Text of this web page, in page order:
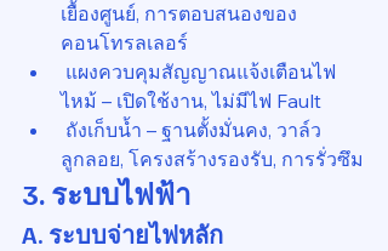
เยื้องศูนย์, การตอบสนองของ
คอนโทรลเลอร์
แผงควบคุมสัญญาณแจ้งเตือนไฟ
ไหม้ – เปิดใช้งาน, ไม่มีไฟ Fault
ถังเก็บน้ำ – ฐานตั้งมั่นคง, วาล์ว
ลูกลอย, โครงสร้างรองรับ, การรั่วซึม
3. ระบบไฟฟ้า
A. ระบบจ่ายไฟหลัก